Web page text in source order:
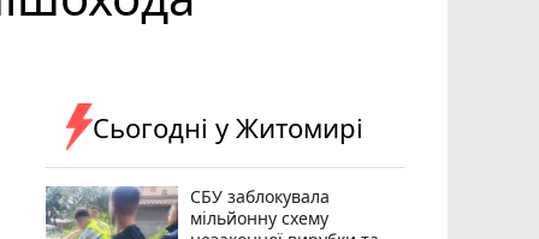
Сьогодні у Житомирі
СБУ заблокувала
мільйонну схему